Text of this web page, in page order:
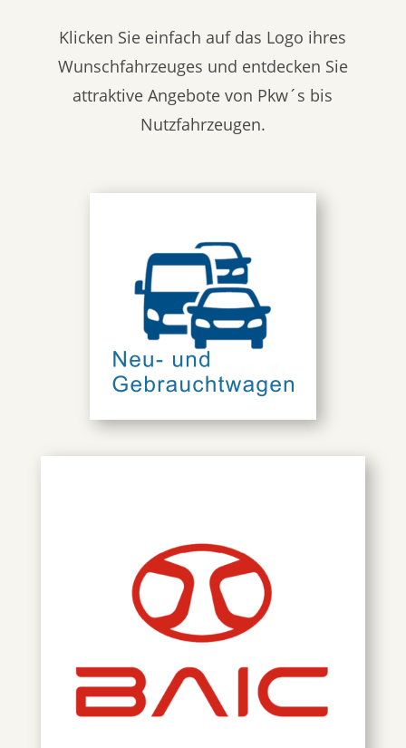
Klicken Sie einfach auf das Logo ihres
Wunschfahrzeuges und entdecken Sie
attraktive Angebote von Pkw´s bis
Nutzfahrzeugen.